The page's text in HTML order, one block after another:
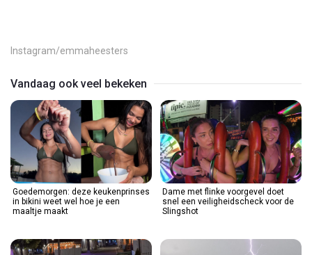
Instagram/emmaheesters
Vandaag ook veel bekeken
Goedemorgen: deze keukenprinses
in bikini weet wel hoe je een
maaltje maakt
Dame met flinke voorgevel doet
snel een veiligheidscheck voor de
Slingshot